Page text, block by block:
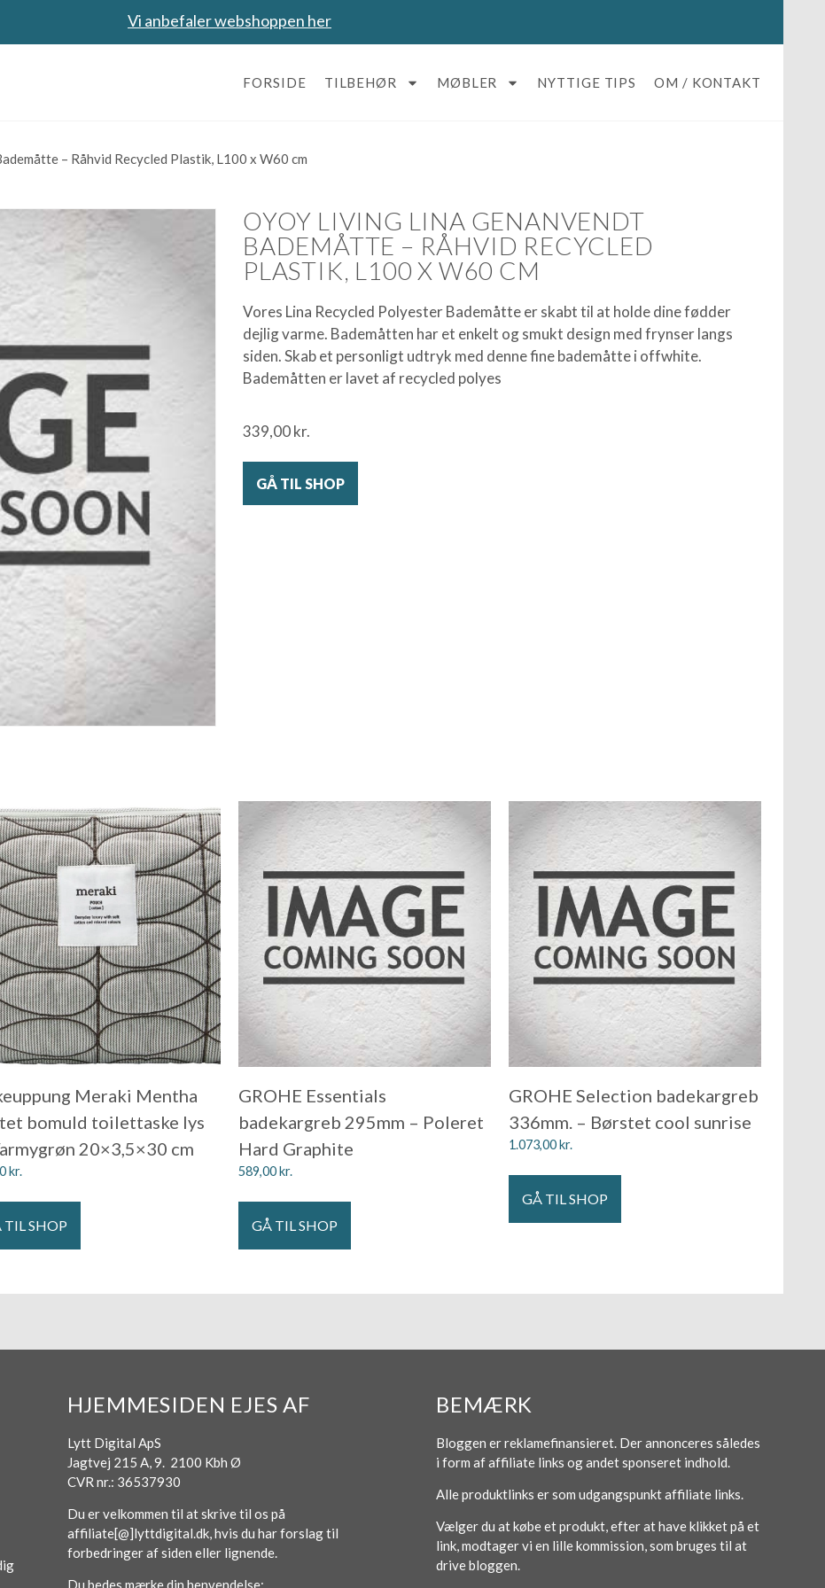
Vi anbefaler webshoppen her
FORSIDE TILBEHØR MØBLER NYTTIGE TIPS OM / KONTAKT
– Råhvid Recycled Plastik, L100 x W60 cm
OYOY LIVING LINA GENANVENDT
BADEMÅTTE – RÅHVID RECYCLED
PLASTIK, L100 X W60 CM
Vores Lina Recycled Polyester Bademåtte er skabt til at holde dine fødder
dejlig varme. Bademåtten har et enkelt og smukt design med frynser langs
siden. Skab et personligt udtryk med denne fine bademåtte i offwhite.
Bademåtten er lavet af recycled polyes
339,00kr.
GÅ TIL SHOP
Meraki Mentha
bomuld toilettaske lys
20×3,5×30 cm
kr.
TIL SHOP
GROHE Essentials
badekargreb 295mm – Poleret
Hard Graphite
589,00kr.
GÅ TIL SHOP
GROHE Selection badekargreb
336mm. – Børstet cool sunrise
1.073,00kr.
GÅ TIL SHOP
HJEMMESIDEN EJES AF
Lytt Digital ApS
Jagtvej 215 A, 9. 2100 Kbh Ø
CVR nr.: 36537930
Du er velkommen til at skrive til os på
affiliate[@]lyttdigital.dk, hvis du har forslag til
forbedringer af siden eller lignende.
BEMÆRK
Bloggen er reklamefinansieret. Der annonceres således
i form af affiliate links og andet sponseret indhold.
Alle produktlinks er som udgangspunkt affiliate links.
Vælger du at købe et produkt, efter at have klikket på et
link, modtager vi en lille kommission, som bruges til at
drive bloggen.